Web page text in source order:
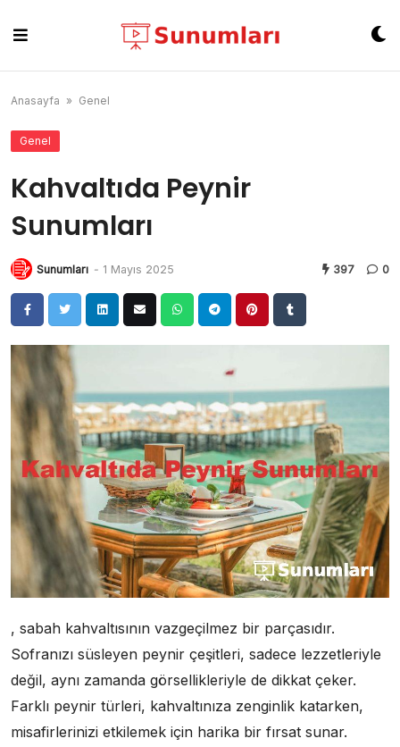
content
Anasayfa » Genel
Genel
Kahvaltıda Peynir
Sunumları
Sunumları - 1 Mayıs 2025 397 0
, sabah kahvaltısının vazgeçilmez bir parçasıdır.
Sofranızı süsleyen peynir çeşitleri, sadece lezzetleriyle
değil, aynı zamanda görsellikleriyle de dikkat çeker.
Farklı peynir türleri, kahvaltınıza zenginlik katarken,
misafirlerinizi etkilemek için harika bir fırsat sunar.